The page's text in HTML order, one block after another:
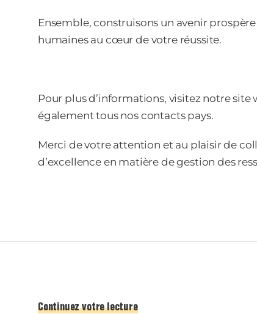
Ensemble, construisons un avenir
humaines au cœur de votre réussite.
Pour plus d’informations, visitez notre site
également tous nos contacts pays.
Merci de votre attention et au plaisir de
d’excellence en matière de gestion des
Continuez votre lecture